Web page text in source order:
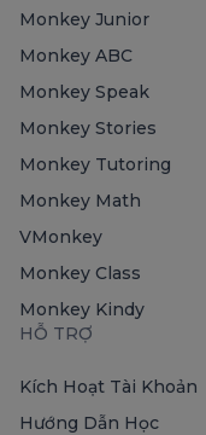
Monkey Junior
Monkey ABC
Monkey Speak
Monkey Stories
Monkey Tutoring
Monkey Math
VMonkey
Monkey Class
Monkey Kindy
HỖ TRỢ
Kích Hoạt Tài Khoản
Hướng Dẫn Học